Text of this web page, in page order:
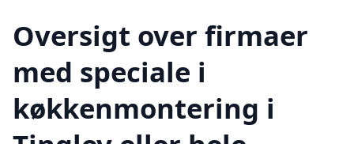
Oversigt over firmaer
med speciale i
køkkenmontering i